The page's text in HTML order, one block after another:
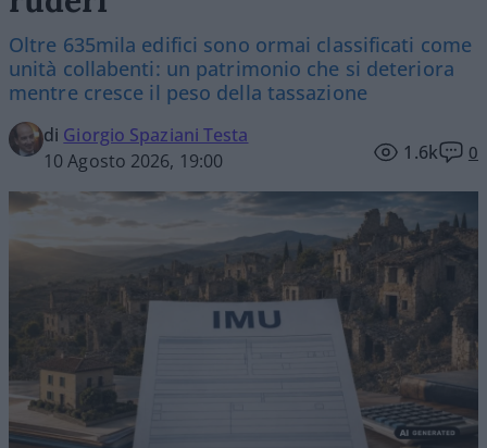
Oltre 635mila edifici sono ormai classificati come
unità collabenti: un patrimonio che si deteriora
mentre cresce il peso della tassazione
di Giorgio Spaziani Testa
10 Agosto 2026, 19:00
1.6k 0